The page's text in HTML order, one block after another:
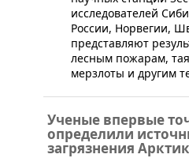
исследователей
России, Норвегии,
представляют
лесным пожарам,
мерзлоты и другим
Ученые впервые
определили
загрязнения